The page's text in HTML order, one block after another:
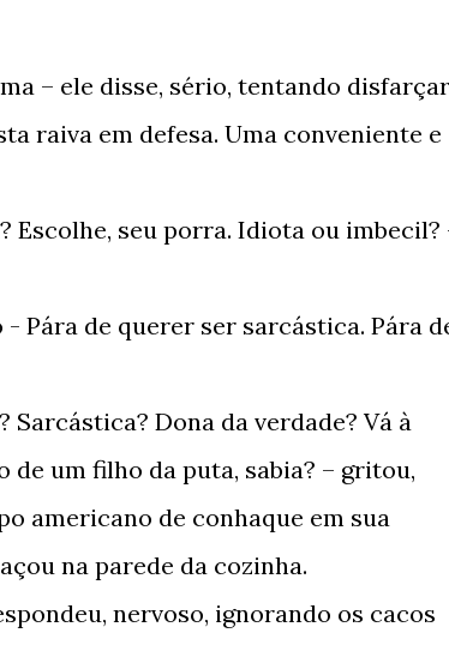
– ele disse, sério, tentando disfarçar
raiva em defesa. Uma conveniente e
Escolhe, seu porra. Idiota ou imbecil?
- Pára de querer ser sarcástica. Pára
Dona da verdade? Vá à
de um filho da puta, sabia? – gritou,
americano de conhaque em sua
na parede da cozinha.
nervoso, ignorando os cacos